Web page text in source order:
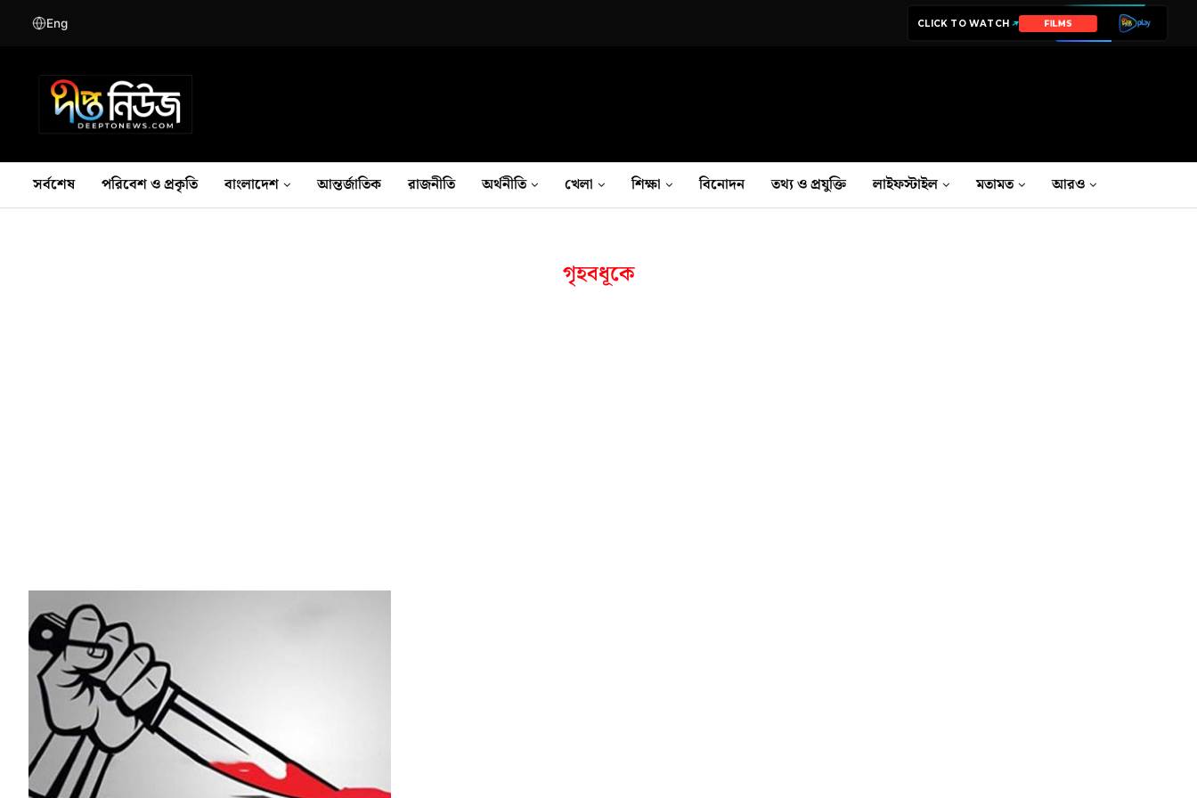
Eng CLICK TO WATCH SERIES
সর্বশেষ পরিবেশ ও প্রকৃতি বাংলাদেশ আন্তর্জাতিক রাজনীতি অর্থনীতি খেলা শিক্ষা বিনোদন তথ‍্য ও প্রযুক্তি লাইফস্টাইল মতামত আরও
গৃহবধূকে